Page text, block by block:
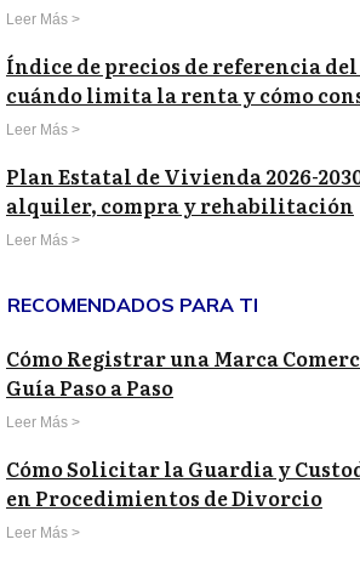
Leer Más >
Índice de precios de referencia
cuándo limita la renta y cómo
Leer Más >
Plan Estatal de Vivienda 2026-
alquiler, compra y rehabilitación
Leer Más >
RECOMENDADOS PARA TI
Cómo Registrar una Marca
Guía Paso a Paso
Leer Más >
Cómo Solicitar la Guardia y
en Procedimientos de Divorcio
Leer Más >